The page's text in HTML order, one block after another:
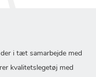
i tæt samarbejde med
kvalitetslegetøj med